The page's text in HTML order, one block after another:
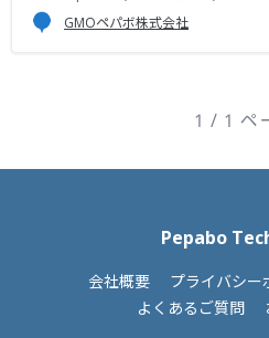
GMOペパボ株式会社
1 / 1 ペ
Pepabo
会社概要 プライバシー
よくあるご質問